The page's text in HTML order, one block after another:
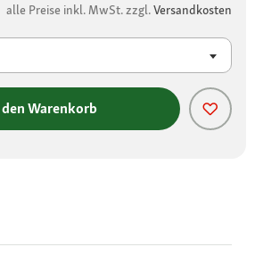
alle Preise inkl. MwSt. zzgl.Versandkosten
Warenkorb